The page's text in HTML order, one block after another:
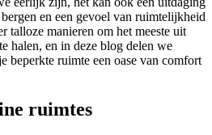
en een gevoel van ruimtelijkheid
talloze manieren om het meeste uit
halen, en in deze blog delen we
beperkte ruimte een oase van comfort
ruimtes